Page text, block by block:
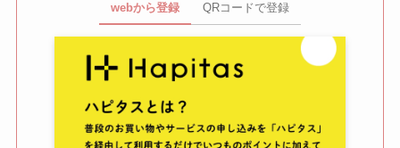
webから登録 QRコードで登録